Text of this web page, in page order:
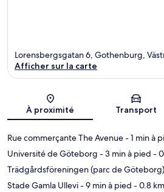
Carte
Lorensbergsgatan 6, Gothenburg,
Afficher sur la carte
À proximité Transport
Rue commerçante The Avenue- 1 min à
Université de Göteborg - 3 min à pied -
Trädgårdsföreningen (parc de Göteborg)
Stade Gamla Ullevi- 9 min à pied - 0.8 km